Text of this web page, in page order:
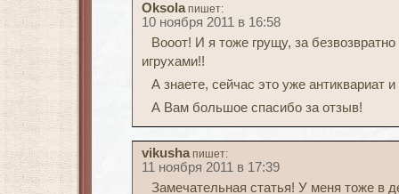
Oksola пишет:
10 ноября 2011 в 16:58
Вооот! И я тоже грущу, за
игрухами!!
А знаете, сейчас это уже антиквариат
А Вам большое спасибо за отзыв!
vikusha пишет:
11 ноября 2011 в 17:39
Замечательная статья! У меня тоже в